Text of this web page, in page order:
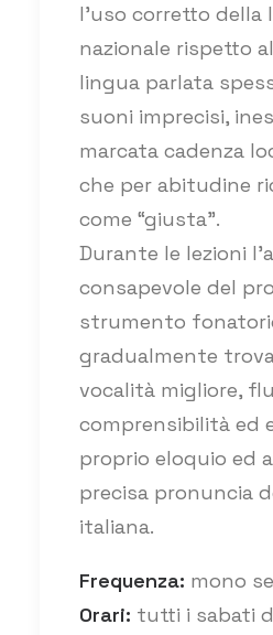
l’uso corretto della
nazionale rispetto
lingua parlata
suoni imprecisi,
marcata cadenza
che per abitudine
come “giusta”.
Durante le lezioni
consapevole del
strumento
gradualmente
vocalità migliore,
comprensibilità ed
proprio eloquio ed
precisa pronuncia
italiana.
Frequenza: mono
Orari: tutti i sabati